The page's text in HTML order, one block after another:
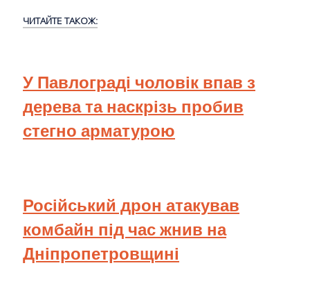
ЧИТАЙТЕ ТАКОЖ:
У Павлограді чоловік впав з
дерева та наскрізь пробив
стегно арматурою
Російський дрон атакував
комбайн під час жнив на
Дніпропетровщині